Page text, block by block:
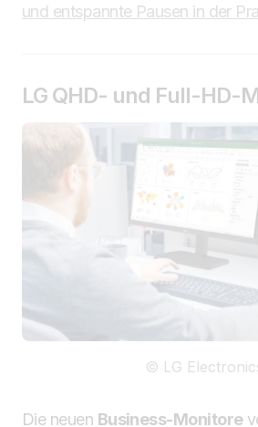
und entspannte Pausen in der
LG QHD- und Full-HD-
© LG
Die neuen Business-Monitore